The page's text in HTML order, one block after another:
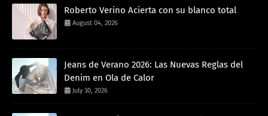
Roberto Verino Acierta con su blanco total
August 04, 2026
Jeans de Verano 2026: Las Nuevas Reglas del
Denim en Ola de Calor
July 30, 2026